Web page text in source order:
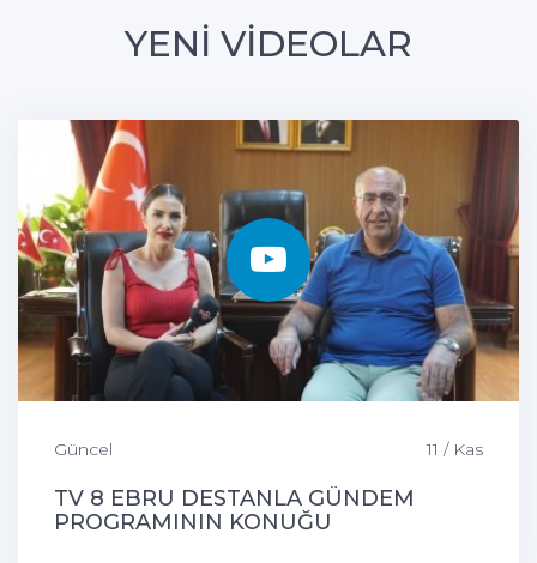
YENİ VİDEOLAR
Güncel 11 / Kas
TV 8 EBRU DESTANLA GÜNDEM
PROGRAMININ KONUĞU